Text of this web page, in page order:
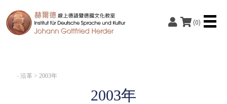
(0)
‧沿革 > 2003年
2003年